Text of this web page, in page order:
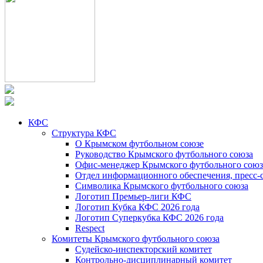
КФС
Структура КФС
О Крымском футбольном союзе
Руководство Крымского футбольного союза
Офис-менеджер Крымского футбольного
Отдел информационного обеспечения, пресс-
Символика Крымского футбольного союза
Логотип Премьер-лиги КФС
Логотип Кубка КФС 2026 года
Логотип Суперкубка КФС 2026 года
Respect
Комитеты Крымского футбольного союза
Судейско-инспекторский комитет
Контрольно-дисциплинарный комитет